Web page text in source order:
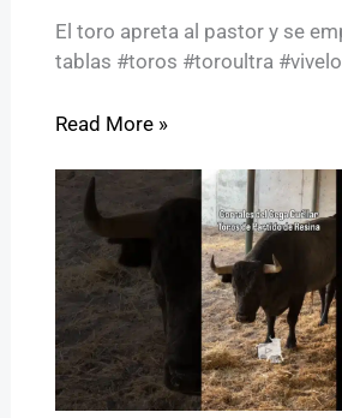
El toro apreta al pastor y se
tablas #toros #toroultra
Read More »